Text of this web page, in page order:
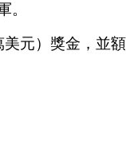
。
元）獎金，並